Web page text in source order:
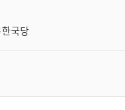
국당